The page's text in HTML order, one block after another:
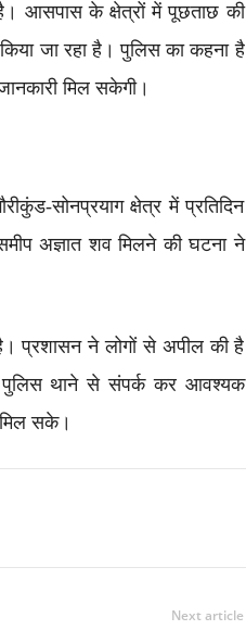
आसपास के क्षेत्रों में पूछताछ की
जा रहा है। पुलिस का कहना है
मिल सकेगी।
सोनप्रयाग क्षेत्र में प्रतिदिन
अज्ञात शव मिलने की घटना ने
प्रशासन ने लोगों से अपील की है
पुलिस थाने से संपर्क कर आवश्यक
सके।
Next article